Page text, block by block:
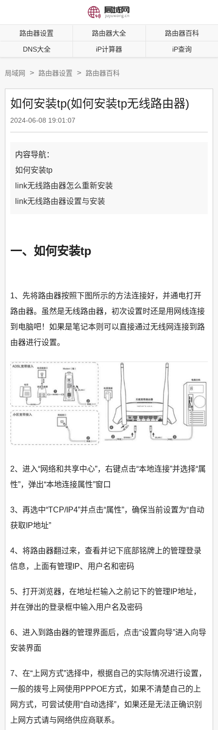
路由器设置 路由器大全 路由器百科
DNS大全 iP计算器 iP查询
局域网 > 路由器设置 > 路由器百科
如何安装tp(如何安装tp无线路由器)
2024-06-08 19:01:07
内容导航：
如何安装tp
link无线路由器怎么重新安装
link无线路由器设置与安装
一、如何安装tp
1、先将路由器按照下图所示的方法连接好，并通电打开
路由器。虽然是无线路由器，初次设置时还是用网线连接
到电脑吧！如果是笔记本则可以直接通过无线网连接到路
由器进行设置。
2、进入“网络和共享中心”，右键点击“本地连接”并选择“属
性”，弹出“本地连接属性”窗口
3、再选中“TCP/IP4”并点击“属性”，确保当前设置为“自动
获取IP地址”
4、将路由器翻过来，查看并记下底部铭牌上的管理登录
信息，上面有管理IP、用户名和密码
5、打开浏览器，在地址栏输入之前记下的管理IP地址，
并在弹出的登录框中输入用户名及密码
6、进入到路由器的管理界面后，点击“设置向导”进入向导
安装界面
7、在“上网方式”选择中，根据自己的实际情况进行设置，
一般的拨号上网使用PPPOE方式，如果不清楚自己的上
网方式，可尝试使用“自动选择”，如果还是无法正确识别
上网方式请与网络供应商联系。